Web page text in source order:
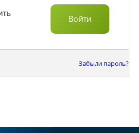
Забыли пароль?